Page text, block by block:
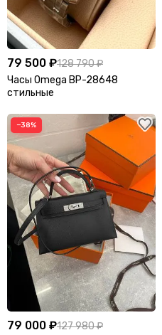
79 500 ₽128 790 ₽
Часы Omega BP-28648
стильные
−38%
79 000 ₽127 980 ₽